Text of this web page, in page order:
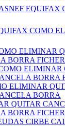
COMO
ELIMINAR
BORRA
BORRA
ELIMINAR
BORRA
QUITAR
BORRA
CIRBE